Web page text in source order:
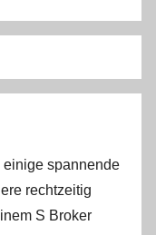
einige spannende
rechtzeitig
S Broker